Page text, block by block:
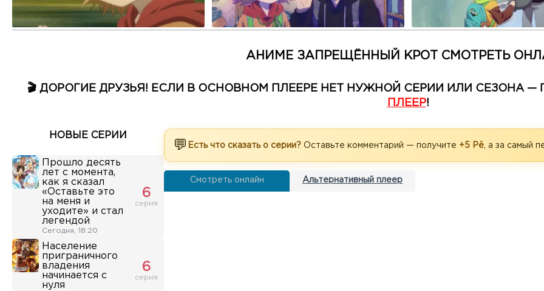
АНИМЕ ЗАПРЕЩЁННЫЙ КРОТ СМОТРЕТЬ
🎬 ДОРОГИЕ ДРУЗЬЯ! ЕСЛИ В ОСНОВНОМ ПЛЕЕРЕ НЕТ НУЖНОЙ СЕРИИ ИЛИ СЕЗОНА
ПЛЕЕР!
НОВЫЕ СЕРИИ
Прошло десять
лет с момента,
как я сказал
«Оставьте это
на меня и
уходите» и стал
легендой
Сегодня, 18:20
6
серия
Население
приграничного
владения
начинается с
нуля
6
серия
💬 Есть что сказать о серии? Оставьте комментарий — получите +5 Рё , а за самый
Смотреть онлайн Альтернативный плеер